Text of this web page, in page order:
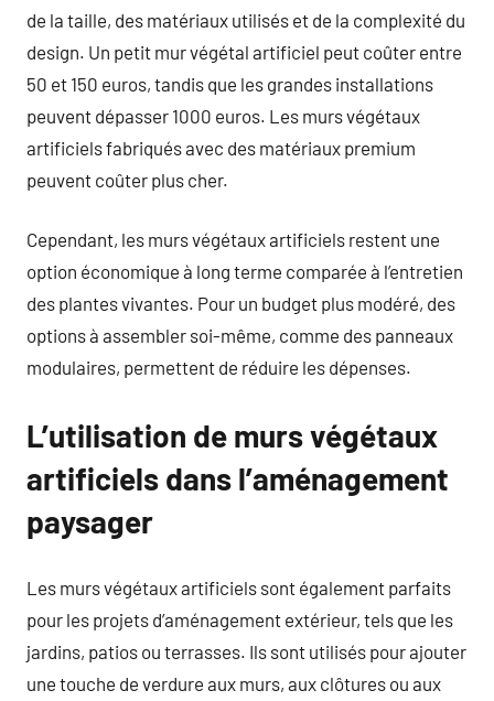
de la taille, des matériaux utilisés et de la complexité du
design. Un petit mur végétal artificiel peut coûter entre
50 et 150 euros, tandis que les grandes installations
peuvent dépasser 1000 euros. Les murs végétaux
artificiels fabriqués avec des matériaux premium
peuvent coûter plus cher.
Cependant, les murs végétaux artificiels restent une
option économique à long terme comparée à l’entretien
des plantes vivantes. Pour un budget plus modéré, des
options à assembler soi-même, comme des panneaux
modulaires, permettent de réduire les dépenses.
L’utilisation de murs végétaux
artificiels dans l’aménagement
paysager
Les murs végétaux artificiels sont également parfaits
pour les projets d’aménagement extérieur, tels que les
jardins, patios ou terrasses. Ils sont utilisés pour ajouter
une touche de verdure aux murs, aux clôtures ou aux